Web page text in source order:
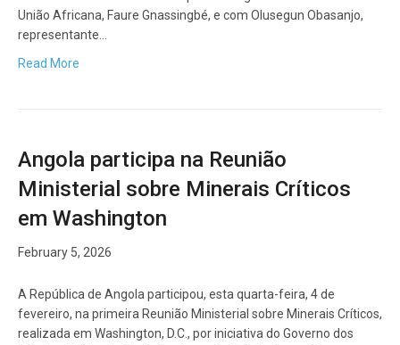
União Africana, Faure Gnassingbé, e com Olusegun Obasanjo,
representante…
Read More
Angola participa na Reunião
Ministerial sobre Minerais Críticos
em Washington
February 5, 2026
A República de Angola participou, esta quarta-feira, 4 de
fevereiro, na primeira Reunião Ministerial sobre Minerais Críticos,
realizada em Washington, D.C., por iniciativa do Governo dos